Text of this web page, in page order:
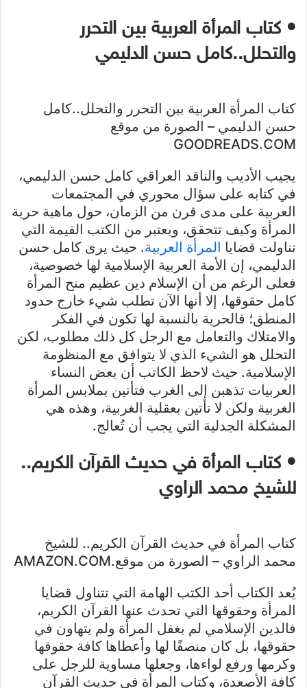
• كتاب المرأة العربية بين التحرر
والتحلل..كامل حسن الدليمي
كتاب المرأة العربية بين التحرر والتحلل..كامل
حسن الدليمي – الصورة من موقع
GOODREADS.COM
يجيب الأديب والناقد العراقي كامل حسن الدليمي،
في كتابه على سؤال محوري في المجتمعات
العربية على مدى قرن من الزمان، حول ماهية حرية
المرأة وكيف تتحقق، ويعتبر من الكتب القيمة التي
تناولت قضايا المرأة العربية. حيث يرى كامل حسن
الدليمي، إن الأمة العربية الإسلامية لها خصوصية،
فعلى الرغم من أن الإسلام دين عظيم منح المرأة
كامل حقوقها، إلا أنها الآن تطلب شيء خارج حدود
المنطق؛ فالحرية بالنسبة لها تكون في الفكر
والامتلاك والتعامل مع الرجل كل ذلك مطلوب، لكن
التحلل هو الشيء الذي لا يتوافق مع المنظومة
الإسلامية. حيث لاحظ الكاتب أن بعض النساء
العربيات تذهبن إلى الغرب فتأتين بملابس المرأة
الغربية ولكن لا تأتين بعقلية الغربية، وهذه هي
المشكلة الجدلية التي يجب أن تُعالج.
• كتاب المرأة في حديث القرآن الكريم..
للشيخ محمد الراوي
كتاب المرأة في حديث القرآن الكريم.. للشيخ
محمد الراوي – الصورة من موقع.AMAZON.COM
يُعد الكتاب أحد الكتب الهامة التي تتناول قضايا
المرأة وحقوقها التي تحدث عنها القرآن الكريم،
فالدين الإسلامي لم يغفل المرأة ولم يتهاون في
حقوقها، بل كان منصفًا لها وأعطاها كافة حقوقها
وكرمها ورفع لواءها، وجعلها مساوية للرجل على
كافة الأصعدة، وكتاب المرأة في حديث القرآن